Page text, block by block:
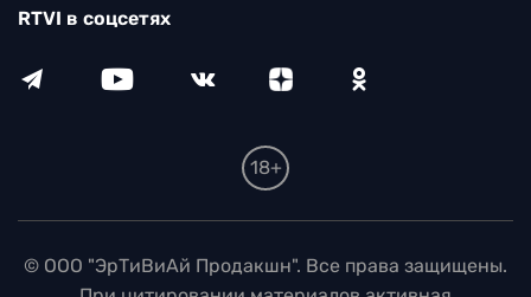
RTVI в соцсетях
18+
© ООО "ЭрТиВиАй Продакшн". Все права защищены.